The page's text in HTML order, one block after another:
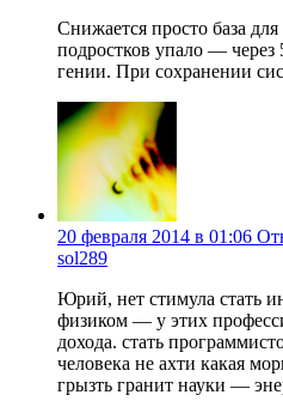
Снижается просто база
подростков упало — через
гении. При сохранении
20 февраля 2014 в 01:06
sol289
Юрий, нет стимула стать
физиком — у этих
дохода. стать
человека не ахти какая
грызть гранит науки —